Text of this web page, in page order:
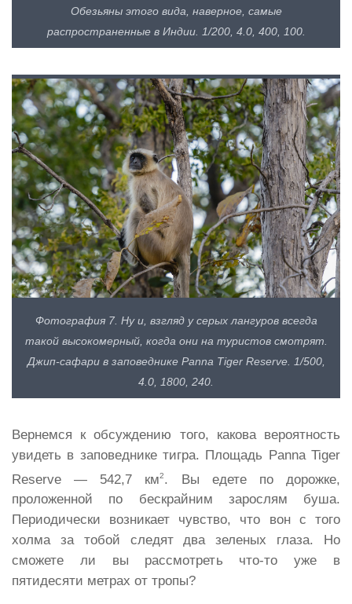
Обезьяны этого вида, наверное, самые
распространенные в Индии. 1/200, 4.0, 400, 100.
Фотография 7. Ну и, взгляд у серых лангуров всегда
такой высокомерный, когда они на туристов смотрят.
Джип-сафари в заповеднике Panna Tiger Reserve. 1/500,
4.0, 1800, 240.
Вернемся к обсуждению того, какова вероятность
увидеть в заповеднике тигра. Площадь Panna Tiger
Reserve — 542,7 км2. Вы едете по дорожке,
проложенной по бескрайним зарослям буша.
Периодически возникает чувство, что вон с того
холма за тобой следят два зеленых глаза. Но
сможете ли вы рассмотреть что-то уже в
пятидесяти метрах от тропы?